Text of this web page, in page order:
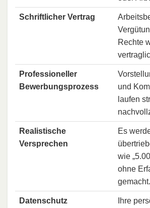
Schriftlicher Vertrag
Rechte
Professioneller
Bewerbungsprozess
und
laufen
Realistische
Versprechen
Es
wie
ohne
gemacht.
Datenschutz
Ihre